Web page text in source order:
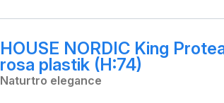
Naturtro elegance
HOUSE NORDIC King
rosa plastik (H:74)